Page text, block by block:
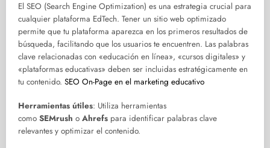
El SEO (Search Engine Optimization) es una estrategia crucial para
cualquier plataforma EdTech. Tener un sitio web optimizado
permite que tu plataforma aparezca en los primeros resultados de
búsqueda, facilitando que los usuarios te encuentren. Las palabras
clave relacionadas con «educación en línea», «cursos digitales» y
«plataformas educativas» deben ser incluidas estratégicamente en
tu contenido. SEO On-Page en el marketing educativo
Herramientas útiles: Utiliza herramientas
como SEMrush o Ahrefs para identificar palabras clave
relevantes y optimizar el contenido.